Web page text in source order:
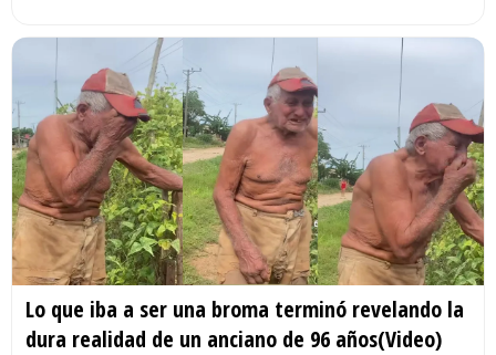
Lo que iba a ser una broma terminó revelando la
dura realidad de un anciano de 96 años(Video)